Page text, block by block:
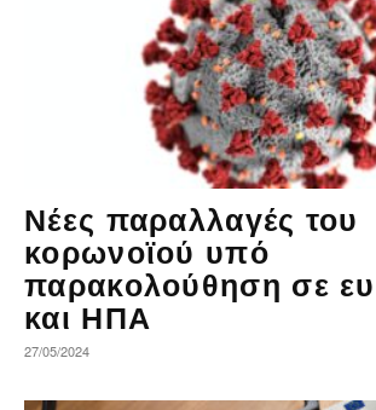
Νέες παραλλαγές του
κορωνοϊού υπό
παρακολούθηση σε
και ΗΠΑ
27/05/2024